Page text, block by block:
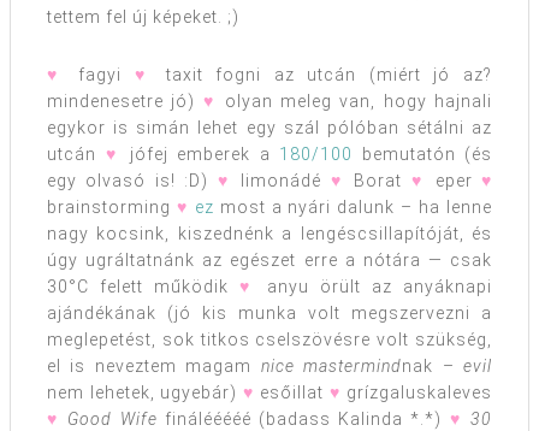
tettem fel új képeket. ;)
♥ fagyi ♥
taxit fogni az utcán (miért jó az?
mindenesetre jó) ♥
olyan meleg van, hogy hajnali
egykor is simán lehet egy szál pólóban sétálni az
utcán ♥ jófej emberek a 180/100
bemutatón (és
egy olvasó is! :D) ♥ limonádé ♥ Borat ♥ eper♥
brainstorming ♥ ez most a nyári dalunk – ha lenne
nagy kocsink, kiszednénk a lengéscsillapítóját, és
úgy ugráltatnánk az egészet erre a nótára — csak
30°C felett működik ♥
anyu örült az anyáknapi
ajándékának (jó kis munka volt megszervezni a
meglepetést, sok titkos cselszövésre volt szükség,
el is neveztem magam nice mastermindnak –evil
nem lehetek, ugyebár) ♥ esőillat ♥ grízgaluskaleves
♥
Good Wife finálééééé (badass Kalinda *.*) ♥ 30